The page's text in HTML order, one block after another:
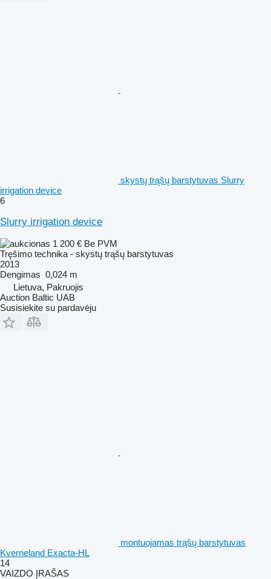
skystų trąšų barstytuvas Slurry
irrigation device
6
Slurry irrigation device
1 200 € Be PVM
Tręšimo technika - skystų trąšų barstytuvas
2013
Dengimas 0,024 m
Lietuva, Pakruojis
Auction Baltic UAB
Susisiekite su pardavėju
montuojamas trąšų barstytuvas
Kverneland Exacta-HL
14
VAIZDO ĮRAŠAS